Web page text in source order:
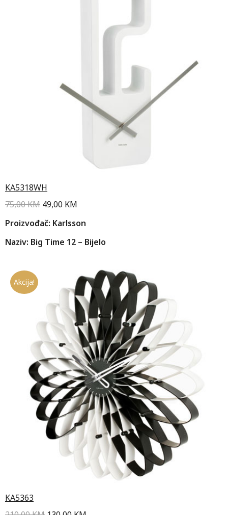
KA5318WH
75,00KM 49,00 KM
Proizvođač: Karlsson
Naziv: Big Time 12 – Bijelo
Akcija!
KA5363